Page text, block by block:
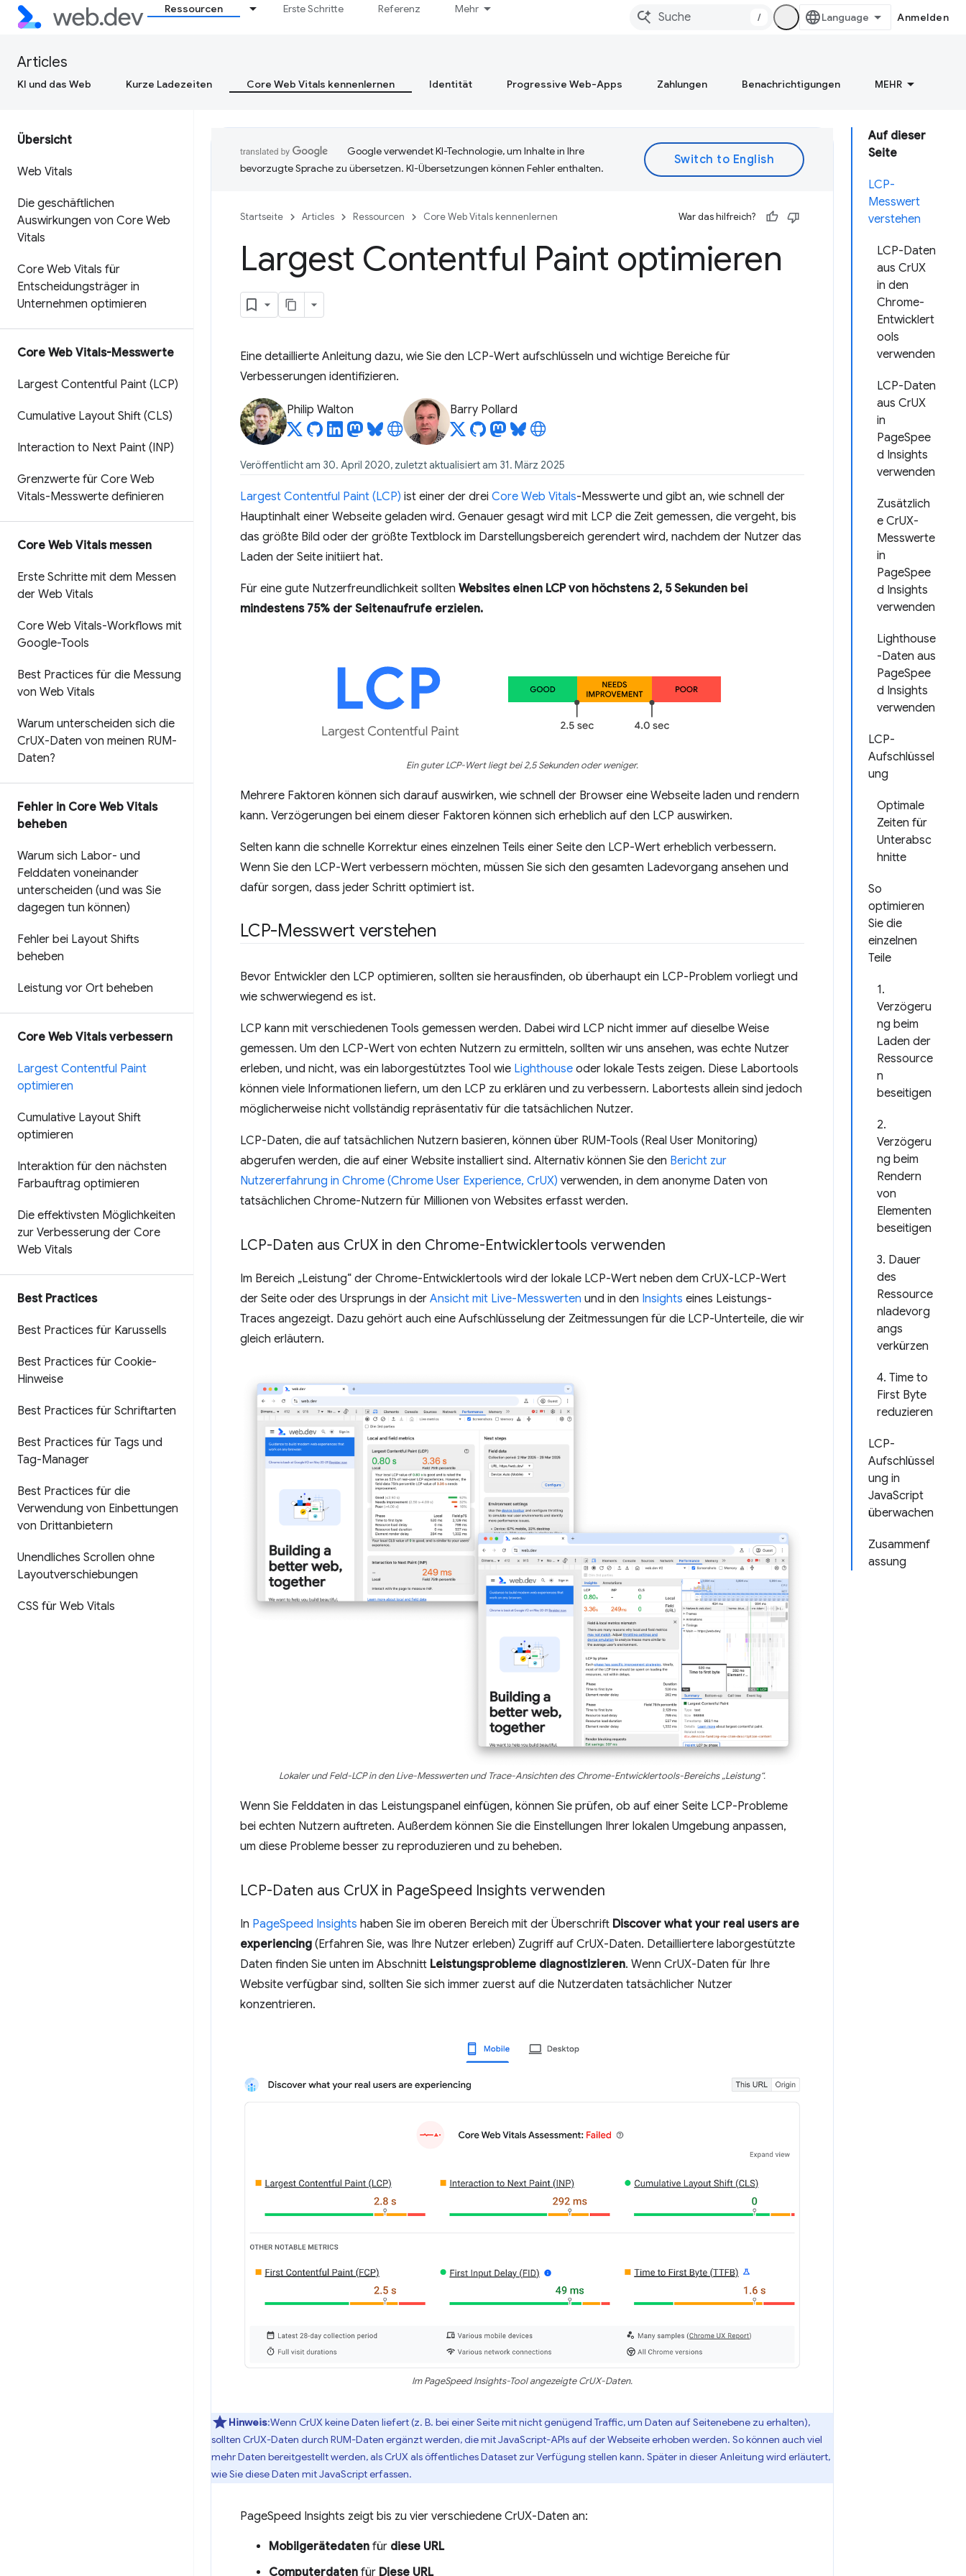
Ressourcen Erste Schritte Referenz Mehr
/ Anmelden
Articles
KI und das Web Kurze Ladezeiten Core Web Vitals kennenlernen Identität Progressive Web-Apps Zahlungen Benachrichtigungen MEHR
Übersicht
Web Vitals
Die geschäftlichen
Auswirkungen von Core Web
Vitals
Core Web Vitals für
Entscheidungsträger in
Unternehmen optimieren
Core Web Vitals-Messwerte
Largest Contentful Paint (LCP)
Cumulative Layout Shift (CLS)
Interaction to Next Paint (INP)
Grenzwerte für Core Web
Vitals-Messwerte definieren
Core Web Vitals messen
Erste Schritte mit dem Messen
der Web Vitals
Core Web Vitals-Workflows mit
Google-Tools
Best Practices für die Messung
von Web Vitals
Warum unterscheiden sich die
CrUX-Daten von meinen RUM-
Daten?
Fehler in Core Web Vitals
beheben
Warum sich Labor- und
Felddaten voneinander
unterscheiden (und was Sie
dagegen tun können)
Fehler bei Layout Shifts
beheben
Leistung vor Ort beheben
Core Web Vitals verbessern
Largest Contentful Paint
optimieren
Cumulative Layout Shift
optimieren
Interaktion für den nächsten
Farbauftrag optimieren
Die effektivsten Möglichkeiten
zur Verbesserung der Core
Web Vitals
Best Practices
Best Practices für Karussells
Best Practices für Cookie-
Hinweise
Best Practices für Schriftarten
Best Practices für Tags und
Tag-Manager
Best Practices für die
Verwendung von Einbettungen
von Drittanbietern
Unendliches Scrollen ohne
Layoutverschiebungen
CSS für Web Vitals
Auf dieser
Seite
LCP-
Messwert
verstehen
LCP-Daten
aus CrUX
in den
Chrome-
Entwicklert
ools
verwenden
LCP-Daten
aus CrUX
in
PageSpee
d Insights
verwenden
Zusätzlich
e CrUX-
Messwerte
in
PageSpee
d Insights
verwenden
Lighthouse
-Daten aus
PageSpee
d Insights
verwenden
LCP-
Aufschlüssel
ung
Optimale
Zeiten für
Unterabsc
hnitte
So
optimieren
Sie die
einzelnen
Teile
1.
Verzögeru
ng beim
Laden der
Ressource
n
beseitigen
2.
Verzögeru
ng beim
Rendern
von
Elementen
beseitigen
3. Dauer
des
Ressource
nladevorg
angs
verkürzen
4. Time to
First Byte
reduzieren
LCP-
Aufschlüssel
ung in
JavaScript
überwachen
Zusammenf
assung
Google verwendet KI-Technologie, um Inhalte in Ihre
bevorzugte Sprache zu übersetzen. KI-Übersetzungen können Fehler enthalten.
Startseite Articles Ressourcen Core Web Vitals kennenlernen War das hilfreich?
Largest Contentful Paint optimieren
Eine detaillierte Anleitung dazu, wie Sie den LCP-Wert aufschlüsseln und wichtige Bereiche für
Verbesserungen identifizieren.
Philip Walton Barry Pollard
Veröffentlicht am 30. April 2020, zuletzt aktualisiert am 31. März 2025
Largest Contentful Paint (LCP) ist einer der drei Core Web Vitals-Messwerte und gibt an, wie schnell der
Hauptinhalt einer Webseite geladen wird. Genauer gesagt wird mit LCP die Zeit gemessen, die vergeht, bis
das größte Bild oder der größte Textblock im Darstellungsbereich gerendert wird, nachdem der Nutzer das
Laden der Seite initiiert hat.
Für eine gute Nutzerfreundlichkeit sollten Websites einen LCP von höchstens 2, 5 Sekunden bei
mindestens 75% der Seitenaufrufe erzielen.
Ein guter LCP-Wert liegt bei 2,5 Sekunden oder weniger.
Mehrere Faktoren können sich darauf auswirken, wie schnell der Browser eine Webseite laden und rendern
kann. Verzögerungen bei einem dieser Faktoren können sich erheblich auf den LCP auswirken.
Selten kann die schnelle Korrektur eines einzelnen Teils einer Seite den LCP-Wert erheblich verbessern.
Wenn Sie den LCP-Wert verbessern möchten, müssen Sie sich den gesamten Ladevorgang ansehen und
dafür sorgen, dass jeder Schritt optimiert ist.
LCP-Messwert verstehen
Bevor Entwickler den LCP optimieren, sollten sie herausfinden, ob überhaupt ein LCP-Problem vorliegt und
wie schwerwiegend es ist.
LCP kann mit verschiedenen Tools gemessen werden. Dabei wird LCP nicht immer auf dieselbe Weise
gemessen. Um den LCP-Wert von echten Nutzern zu ermitteln, sollten wir uns ansehen, was echte Nutzer
erleben, und nicht, was ein laborgestütztes Tool wie Lighthouse oder lokale Tests zeigen. Diese Labortools
können viele Informationen liefern, um den LCP zu erklären und zu verbessern. Labortests allein sind jedoch
möglicherweise nicht vollständig repräsentativ für die tatsächlichen Nutzer.
LCP-Daten, die auf tatsächlichen Nutzern basieren, können über RUM-Tools (Real User Monitoring)
abgerufen werden, die auf einer Website installiert sind. Alternativ können Sie den Bericht zur
Nutzererfahrung in Chrome (Chrome User Experience, CrUX) verwenden, in dem anonyme Daten von
tatsächlichen Chrome-Nutzern für Millionen von Websites erfasst werden.
LCP-Daten aus CrUX in den Chrome-Entwicklertools verwenden
Im Bereich „Leistung“ der Chrome-Entwicklertools wird der lokale LCP-Wert neben dem CrUX-LCP-Wert
der Seite oder des Ursprungs in der Ansicht mit Live-Messwerten und in den Insights eines Leistungs-
Traces angezeigt. Dazu gehört auch eine Aufschlüsselung der Zeitmessungen für die LCP-Unterteile, die wir
gleich erläutern.
Lokaler und Feld-LCP in den Live-Messwerten und Trace-Ansichten des Chrome-Entwicklertools-Bereichs „Leistung“.
Wenn Sie Felddaten in das Leistungspanel einfügen, können Sie prüfen, ob auf einer Seite LCP-Probleme
bei echten Nutzern auftreten. Außerdem können Sie die Einstellungen Ihrer lokalen Umgebung anpassen,
um diese Probleme besser zu reproduzieren und zu beheben.
LCP-Daten aus CrUX in PageSpeed Insights verwenden
In PageSpeed Insights haben Sie im oberen Bereich mit der Überschrift Discover what your real users are
experiencing (Erfahren Sie, was Ihre Nutzer erleben) Zugriff auf CrUX-Daten. Detailliertere laborgestützte
Daten finden Sie unten im Abschnitt Leistungsprobleme diagnostizieren. Wenn CrUX-Daten für Ihre
Website verfügbar sind, sollten Sie sich immer zuerst auf die Nutzerdaten tatsächlicher Nutzer
konzentrieren.
Im PageSpeed Insights-Tool angezeigte CrUX-Daten.
Hinweis:Wenn CrUX keine Daten liefert (z. B. bei einer Seite mit nicht genügend Traffic, um Daten auf Seitenebene zu erhalten),
sollten CrUX-Daten durch RUM-Daten ergänzt werden, die mit JavaScript-APIs auf der Webseite erhoben werden. So können auch viel
mehr Daten bereitgestellt werden, als CrUX als öffentliches Dataset zur Verfügung stellen kann. Später in dieser Anleitung wird erläutert,
wie Sie diese Daten mit JavaScript erfassen.
PageSpeed Insights zeigt bis zu vier verschiedene CrUX-Daten an:
Mobilgerätedaten für diese URL
Computerdaten für Diese URL